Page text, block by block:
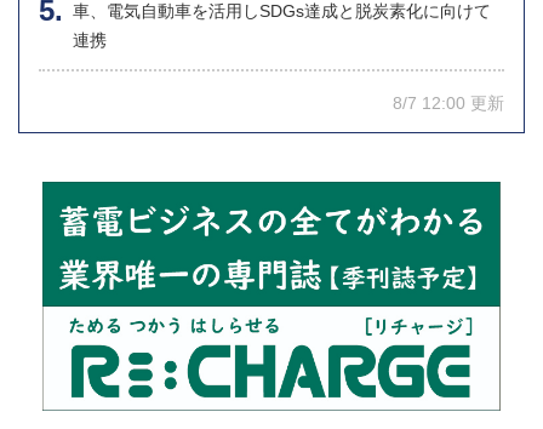
車、電気自動車を活用しSDGs達成と脱炭素化に向けて
連携
8/7 12:00 更新